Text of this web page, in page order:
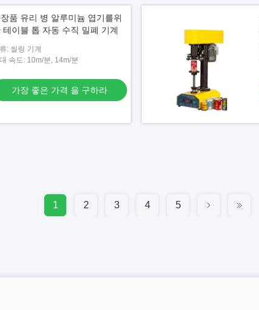
품 유리 병 알루미늄 엽기를위
테이블 톱 자동 수직 밀폐 기계
: 씰링 기계
속도: 10m/분, 14m/분
가장 좋은 가격 을 구하라
1 2 3 4 5